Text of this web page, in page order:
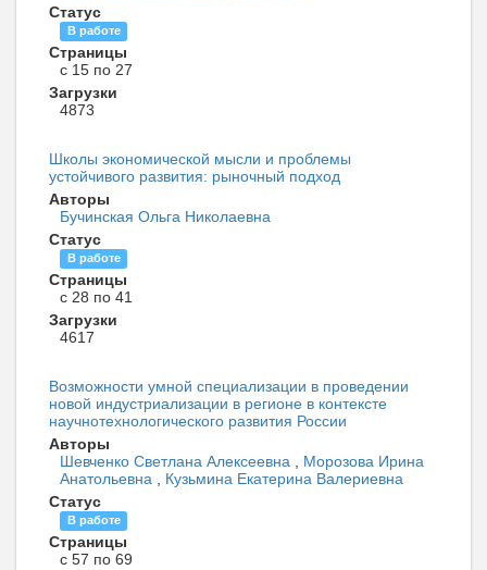
Статус
В работе
Страницы
с 15 по 27
Загрузки
4873
Школы экономической мысли и проблемы
устойчивого развития: рыночный подход
Авторы
Бучинская Ольга Николаевна
Статус
В работе
Страницы
с 28 по 41
Загрузки
4617
Возможности умной специализации в проведении
новой индустриализации в регионе в контексте
научнотехнологического развития России
Авторы
Шевченко Светлана Алексеевна , Морозова Ирина
Анатольевна , Кузьмина Екатерина Валериевна
Статус
В работе
Страницы
с 57 по 69